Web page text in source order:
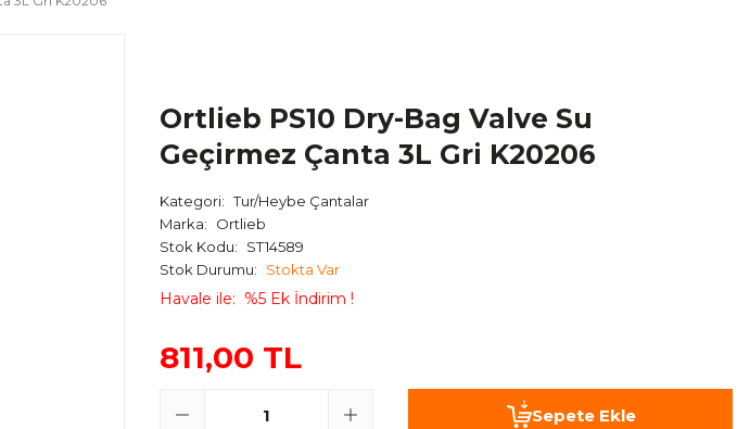
Ortlieb PS10 Dry-Bag Valve Su
Geçirmez Çanta 3L Gri K20206
Kategori
Tur/Heybe Çantalar
Marka
Ortlieb
Stok Kodu
ST14589
Stok Durumu
Stokta Var
Havale ile %5 Ek İndirim !
811,00 TL
Sepete Ekle